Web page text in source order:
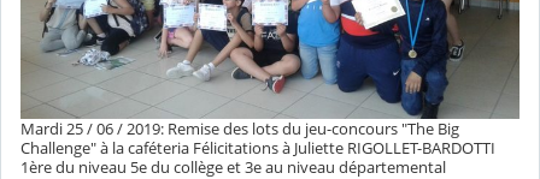
Mardi 25 / 06 / 2019: Remise des lots du jeu-concours "The Big
Challenge" à la caféteria Félicitations à Juliette RIGOLLET-BARDOTTI
1ère du niveau 5e du collège et 3e au niveau départemental